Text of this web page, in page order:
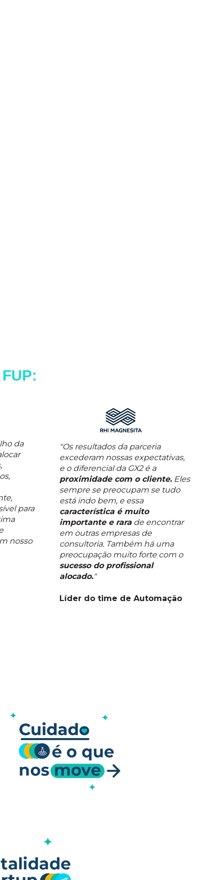
da
para
nosso
"Os resultados da parceria
excederam nossas expectativas,
e o diferencial da GX2 é a
proximidade com o cliente. Eles
sempre se preocupam se tudo
está indo bem, e essa
característica é muito
importante e rarade encontrar
em outras empresas de
consultoria. Também há uma
preocupação muito forte com o
sucesso do profissional
alocado."
Líder do time de Automação